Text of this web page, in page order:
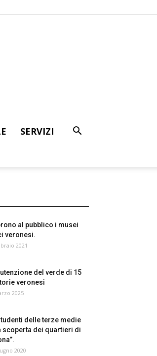
SERVIZI
al pubblico i musei
veronesi.
2021
del verde di 15
veronesi
2025
delle terze medie
scoperta dei quartieri di
2020